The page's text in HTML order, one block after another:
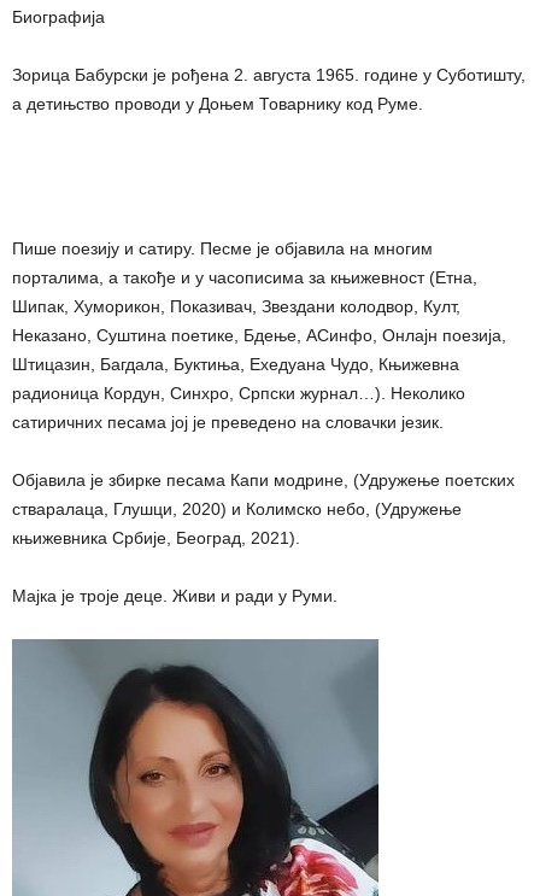
Биографија
Зорица Бабурски је рођена 2. августа 1965. године у Суботишту,
а детињство проводи у Доњем Товарнику код Руме.
Пише поезију и сатиру. Песме је објавила на многим
порталима, а такође и у часописима за књижевност (Етна,
Шипак, Хуморикон, Показивач, Звездани колодвор, Култ,
Неказано, Суштина поетике, Бдење, АСинфо, Онлајн поезија,
Штицазин, Багдала, Буктиња, Ехедуана Чудо, Књижевна
радионица Кордун, Синхро, Српски журнал…). Неколико
сатиричних песама јој је преведено на словачки језик.
Објавила је збирке песама Капи модрине, (Удружење поетских
стваралаца, Глушци, 2020) и Колимско небо, (Удружење
књижевника Србије, Београд, 2021).
Мајка је троје деце. Живи и ради у Руми.